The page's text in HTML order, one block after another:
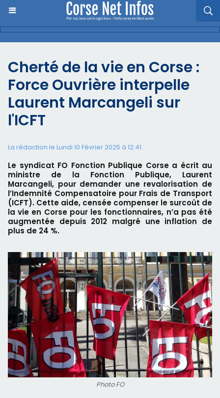
Cherté de la vie en Corse :
Force Ouvrière interpelle
Laurent Marcangeli sur
l'ICFT
La rédaction le Lundi 10 Février 2025 à 12:41
Le syndicat FO Fonction Publique Corse a écrit au
ministre de la Fonction Publique, Laurent
Marcangeli, pour demander une revalorisation de
l’Indemnité Compensatoire pour Frais de Transport
(ICFT). Cette aide, censée compenser le surcoût de
la vie en Corse pour les fonctionnaires, n’a pas été
augmentée depuis 2012 malgré une inflation de
plus de 24 %.
Photo FO